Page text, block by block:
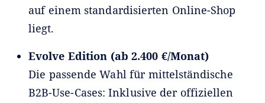
auf einem standardisierten Online-Shop
liegt.
Evolve Edition (ab 2.400 €/Monat)
Die passende Wahl für mittelständische
B2B-Use-Cases: Inklusive der offiziellen